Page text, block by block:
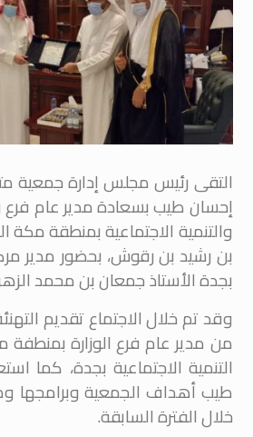
التقى رئيس مجلس إدارة جمعية
إحسان طيب بسعادة مدير عام فرع
والتنمية الاجتماعية بمنطقة مكة
بن رشيد بن رقوش، بحضور مدير
بجدة الأستاذ جمعان بن محمد
وقد تم خلال الاجتماع تقديم
من مدير عام فرع الوزارة
التنمية الاجتماعية بجدة، كما
طيب أهداف الجمعية وبرامجها
خلال الفترة السابقة.